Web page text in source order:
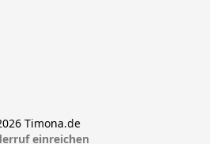
Timona.de
einreichen